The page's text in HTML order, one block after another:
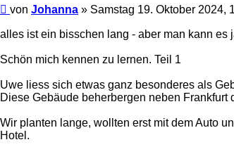
Beitrag
von Johanna » Samstag 19. Oktober 2024,
alles ist ein bisschen lang - aber man kann es
Schön mich kennen zu lernen. Teil 1
Uwe liess sich etwas ganz besonderes als
Diese Gebäude beherbergen neben
Wir planten lange, wollten erst mit dem Auto
Hotel.